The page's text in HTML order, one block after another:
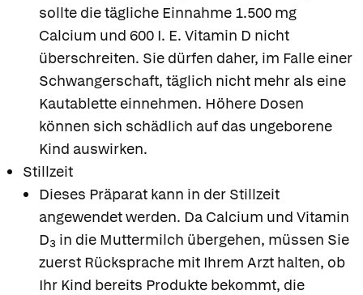
sollte die tägliche Einnahme 1.500 mg
Calcium und 600 I. E. Vitamin D nicht
überschreiten. Sie dürfen daher, im Falle einer
Schwangerschaft, täglich nicht mehr als eine
Kautablette einnehmen. Höhere Dosen
können sich schädlich auf das ungeborene
Kind auswirken.
Stillzeit
Dieses Präparat kann in der Stillzeit
angewendet werden. Da Calcium und Vitamin
D3 in die Muttermilch übergehen, müssen Sie
zuerst Rücksprache mit Ihrem Arzt halten, ob
Ihr Kind bereits Produkte bekommt, die